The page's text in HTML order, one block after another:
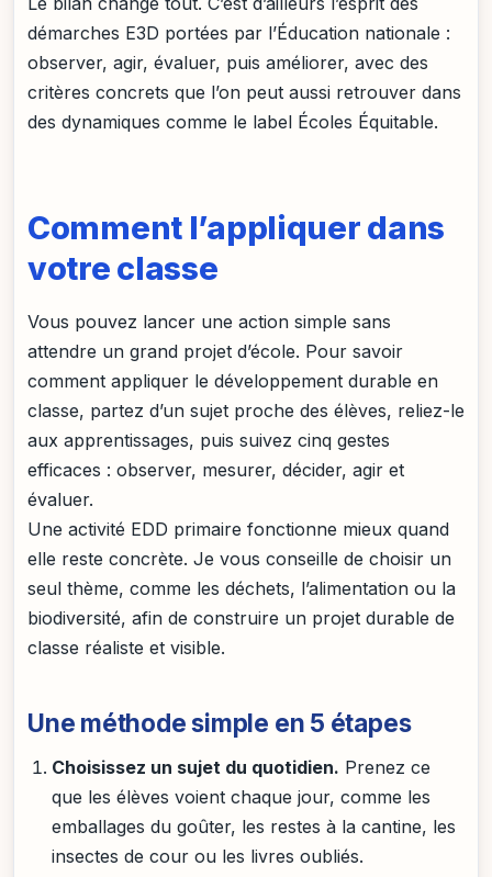
démarches E3D portées par l’Éducation nationale :
observer, agir, évaluer, puis améliorer, avec des
critères concrets que l’on peut aussi retrouver dans
des dynamiques comme le label Écoles Équitable.
Comment l’appliquer dans
votre classe
Vous pouvez lancer une action simple sans
attendre un grand projet d’école. Pour savoir
comment appliquer le développement durable en
classe, partez d’un sujet proche des élèves, reliez-le
aux apprentissages, puis suivez cinq gestes
efficaces : observer, mesurer, décider, agir et
évaluer.
Une activité EDD primaire fonctionne mieux quand
elle reste concrète. Je vous conseille de choisir un
seul thème, comme les déchets, l’alimentation ou la
biodiversité, afin de construire un projet durable de
classe réaliste et visible.
Une méthode simple en 5 étapes
Choisissez un sujet du quotidien. Prenez ce
que les élèves voient chaque jour, comme les
emballages du goûter, les restes à la cantine, les
insectes de cour ou les livres oubliés.